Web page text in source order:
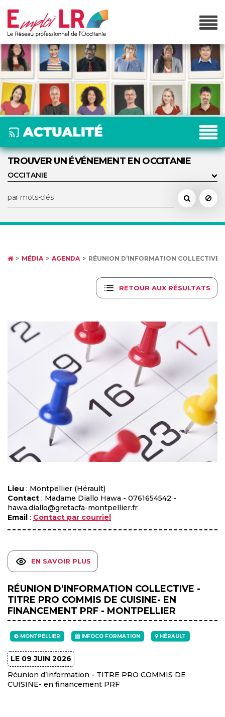
TROUVER UN ÉVÉNEMENT EN OCCITANIE
MÉDIA AGENDA RÉUNION D’INFORMATION COLLECTIVE
RETOUR AUX RÉSULTATS
Lieu : Montpellier (Hérault)
Contact : Madame Diallo Hawa - 0761654542 -
hawa.diallo@gretacfa-montpellier.fr
Email : Contact par courriel
EN SAVOIR PLUS
RÉUNION D’INFORMATION COLLECTIVE -
TITRE PRO COMMIS DE CUISINE- EN
FINANCEMENT PRF - MONTPELLIER
MONTPELLIER INFOCO FORMATION HÉRAULT
LE 09 JUIN 2026
Réunion d’information - TITRE PRO COMMIS DE
CUISINE- en financement PRF